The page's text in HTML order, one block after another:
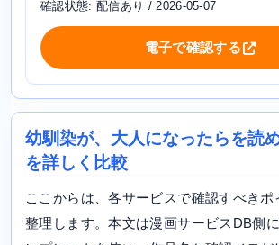
確認状態: 配信あり / 2026-05-07
電子で確認する
幼馴染が、大人になったらを読
を詳しく比較
ここからは、各サービスで確認すべきポ
整理します。本文は漫画サービスDB側